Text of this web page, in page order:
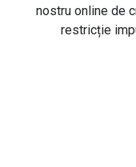
nostru online de
restricție